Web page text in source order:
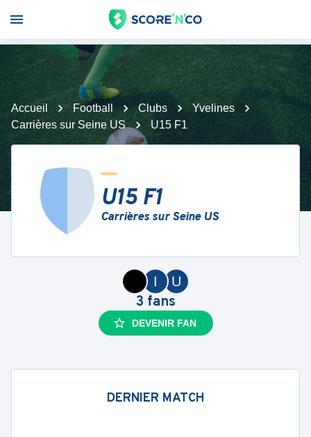
Accueil Football Clubs
Yvelines
Carrières sur Seine US
U15 F1
U15 F1
Carrières sur Seine US
U
I
3 fans
DEVENIR FAN
DERNIER MATCH